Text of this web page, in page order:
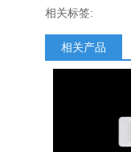
相关标签:
相关产品